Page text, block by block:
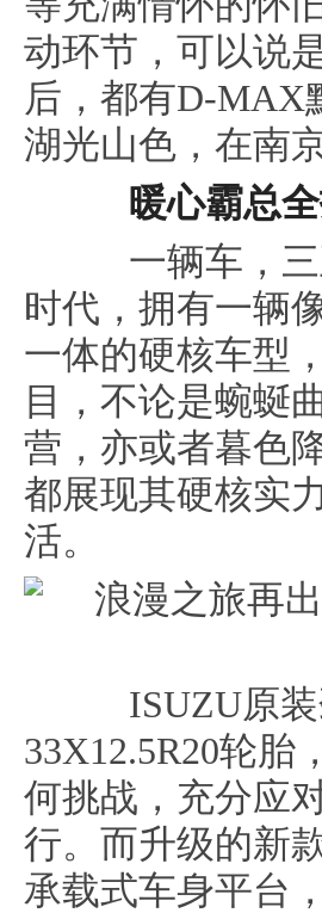
动环节，可以说
后，都有D-MAX
湖光山色，在南
暖心霸总全
一辆车，三
时代，拥有一辆
一体的硬核车型
目，不论是蜿蜒
营，亦或者暮色
都展现其硬核实
活。
ISUZU原装
33X12.5R20轮胎
何挑战，充分应
行。而升级的新
承载式车身平台